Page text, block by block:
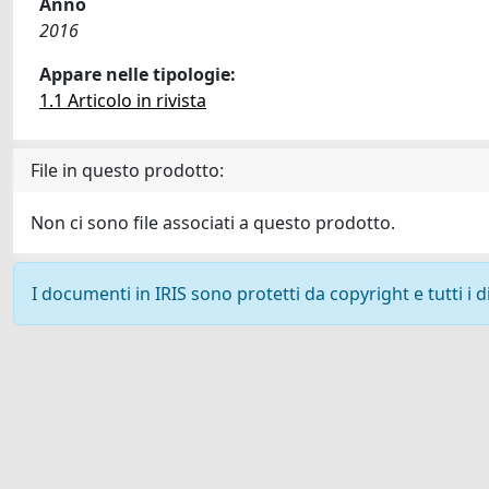
2016
Appare nelle tipologie:
1.1 Articolo in rivista
File in questo prodotto:
Non ci sono file associati a questo prodotto.
I documenti in IRIS sono protetti da copyright e tutti i